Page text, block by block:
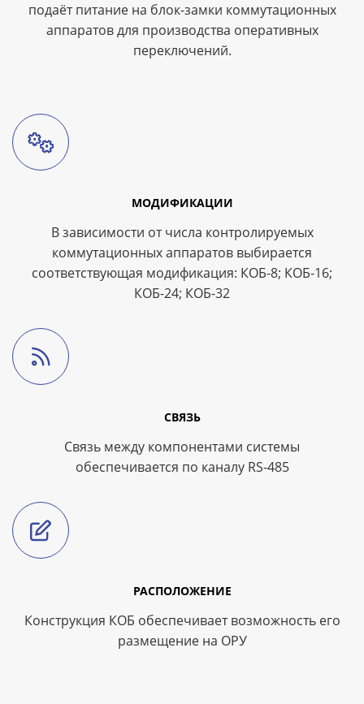
подаёт питание на блок-замки коммутационных
аппаратов для производства оперативных
переключений.
МОДИФИКАЦИИ
В зависимости от числа контролируемых
коммутационных аппаратов выбирается
соответствующая модификация: КОБ-8; КОБ-16;
КОБ-24; КОБ-32
СВЯЗЬ
Связь между компонентами системы
обеспечивается по каналу RS-485
РАСПОЛОЖЕНИЕ
Конструкция КОБ обеспечивает возможность его
размещение на ОРУ